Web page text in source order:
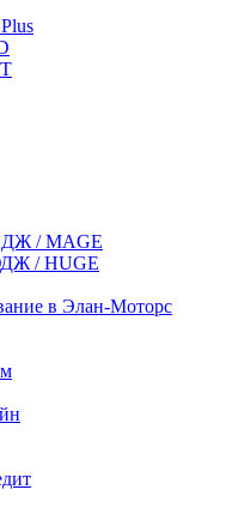
/ MAGE
/ HUGE
в Элан-Моторс